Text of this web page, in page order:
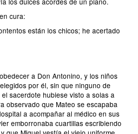
cura:
están los chicos; he acertado
a Don Antonino, y los niños
por él, sin que ninguno de
sacerdote hubiese visto a solas a
observado que Mateo se escapaba
a acompañar al médico en sus
emborronaba cuartillas escribiendo